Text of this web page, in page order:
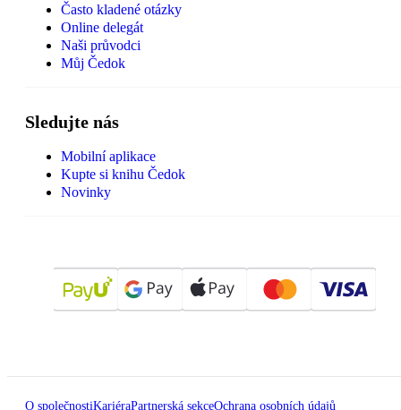
Často kladené otázky
Online delegát
Naši průvodci
Můj Čedok
Sledujte nás
Mobilní aplikace
Kupte si knihu Čedok
Novinky
O společnostiKariéraPartnerská sekceOchrana osobních údajů